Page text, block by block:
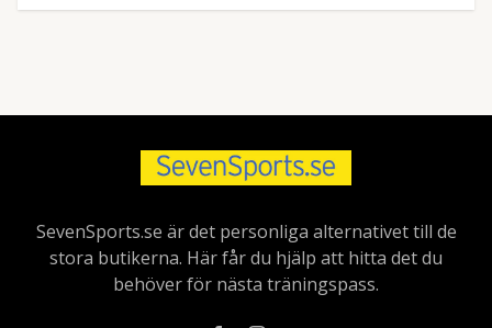
SevenSports.se är det personliga alternativet till de
stora butikerna. Här får du hjälp att hitta det du
behöver för nästa träningspass.